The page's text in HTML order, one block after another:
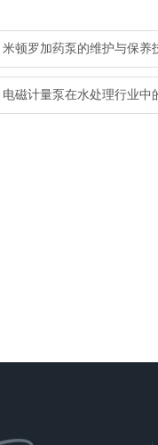
米顿罗加药泵的维护与保养
电磁计量泵在水处理行业中